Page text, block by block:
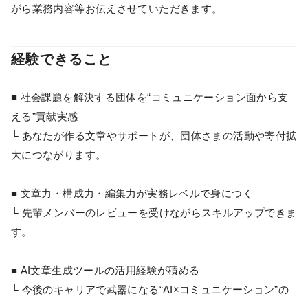
がら業務内容等お伝えさせていただきます。
経験できること
■ 社会課題を解決する団体を“コミュニケーション面から支
える”貢献実感
└ あなたが作る文章やサポートが、団体さまの活動や寄付拡
大につながります。
■ 文章力・構成力・編集力が実務レベルで身につく
└ 先輩メンバーのレビューを受けながらスキルアップできま
す。
■ AI文章生成ツールの活用経験が積める
└ 今後のキャリアで武器になる“AI×コミュニケーション”の